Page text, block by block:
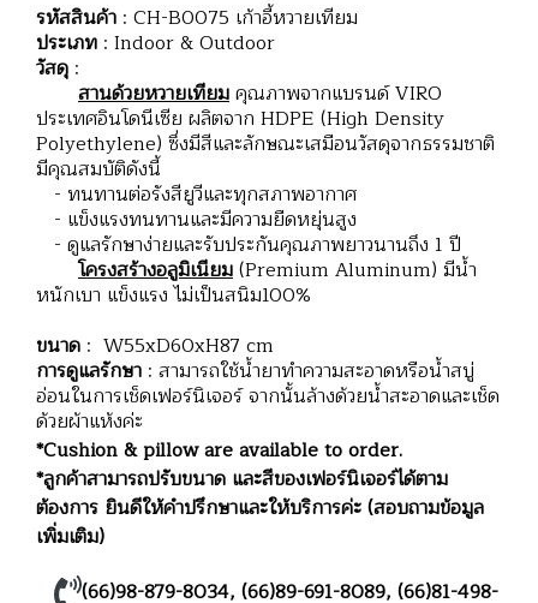
รหัสสินค้า : CH-B0075 เก้าอี้หวายเทียม
ประเภท : Indoor & Outdoor
วัสดุ :
สานด้วยหวายเทียมคุณภาพจากแบรนด์ VIRO
ประเทศอินโดนีเซีย ผลิตจาก HDPE (High Density
Polyethylene) ซึ่งมีสีและลักษณะเสมือนวัสดุจากธรรมชาติ
มีคุณสมบัติดังนี้
- ทนทานต่อรังสียูวีและทุกสภาพอากาศ
- แข็งแรงทนทานและมีความยืดหยุ่นสูง
- ดูแลรักษาง่ายและรับประกันคุณภาพยาวนานถึง 1 ปี
โครงสร้างอลูมิเนียม(Premium Aluminum) มีน้ำ
หนักเบา แข็งแรง ไม่เป็นสนิม100%
ขนาด : W55xD60xH87 cm
การดูแลรักษา : สามารถใช้น้ำยาทำความสะอาดหรือน้ำสบู่
อ่อนในการเช็ดเฟอร์นิเจอร์ จากนั้นล้างด้วยน้ำสะอาดและเช็ด
ด้วยผ้าแห้งค่ะ
*Cushion & pillow are available to order.
*ลูกค้าสามารถปรับขนาด และสีของเฟอร์นิเจอร์ได้ตาม
ต้องการ ยินดีให้คำปรึกษาและให้บริการค่ะ (สอบถามข้อมูล
เพิ่มเติม)
(66)98-879-8034, (66)89-691-8089, (66)81-498-